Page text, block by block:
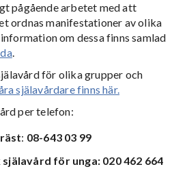
pågående arbetet med att
ordnas manifestationer av olika
om dessa finns samlad
.
för olika grupper och
själavårdare finns här.
per telefon:
: 08-643 03 99
för unga: 020 462 664